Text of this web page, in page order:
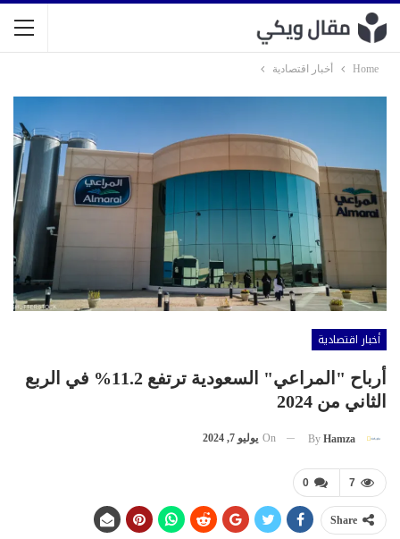
Home أخبار اقتصادية
أخبار اقتصادية
أرباح "المراعي" السعودية ترتفع 11.2% في الربع
الثاني من 2024
By Hamza
On يوليو 7, 2024
0 7
Share